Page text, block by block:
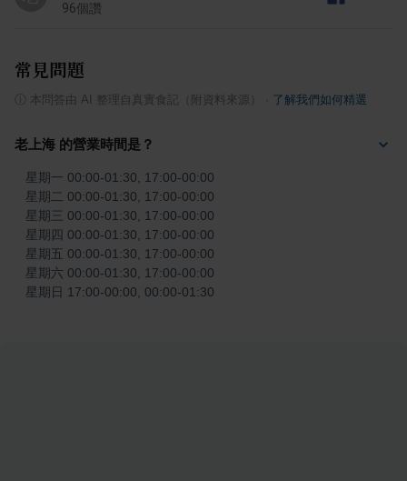
96個讚
常見問題
本問答由 AI 整理自真實食記（附資料來源） 了解我們如何精選
老上海 的營業時間是？
星期一 00:00-01:30, 17:00-00:00
星期二 00:00-01:30, 17:00-00:00
星期三 00:00-01:30, 17:00-00:00
星期四 00:00-01:30, 17:00-00:00
星期五 00:00-01:30, 17:00-00:00
星期六 00:00-01:30, 17:00-00:00
星期日 17:00-00:00, 00:00-01:30